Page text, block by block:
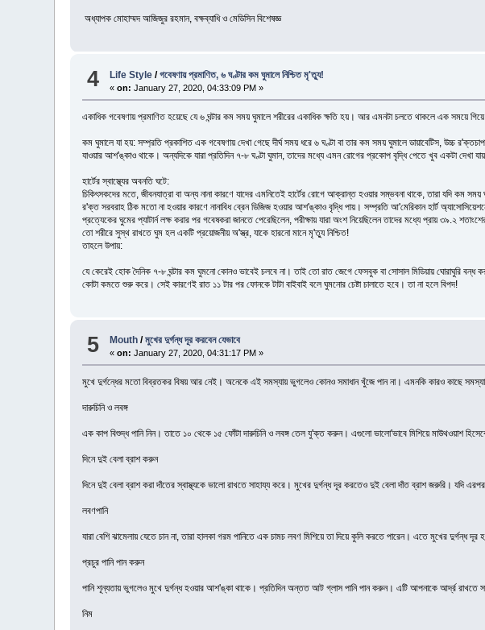
অধ্যাপক মোহাম্মদ আজিজুর রহমান, বক্ষব্যাধি ও মেডিসিন বিশেষজ্ঞ
4 Life Style /গবেষণায় প্রমাণিত, ৬ ঘণ্টার কম ঘুমালে নিশ্চিত মৃ'ত্যু!
«on: January 27, 2020, 04:33:09 PM »
একাধিক গবেষণায় প্রমাণিত হয়েছে যে ৬ ঘন্টার কম সময় ঘুমালে শরীরের একাধিক ক্ষতি হয়। আর এমনটা চলতে থাকলে এক সময়ে
কম ঘুমালে যা হয়: সম্প্রতি প্রকাশিত এক গবেষণায় দেখা গেছে দীর্ঘ সময় ধরে ৬ ঘণ্টা বা তার কম সময় ঘুমালে ডায়াবেটিস, উচ্চ
যাওয়ার আশ'ঙ্কাও থাকে। অন্যদিকে যারা প্রতিদিন ৭-৮ ঘণ্টা ঘুমান, তাদের মধ্যে এমন রোগের প্রকোপ বৃদ্ধি পেতে খুব একটা দেখা
হার্টের স্বাস্থ্যের অবনতি ঘটে:
চিকিৎসকদের মতে, জীবনযাত্রা বা অন্য নানা কারণে যাদের এমনিতেই হার্টের রোগে আক্রান্ত হওয়ার সম্ভবনা থাকে, তারা যদি
র'ক্ত সরবরাহ ঠিক মতো না হওয়ার কারণে নানাবিধ ব্রেন ডিজিজ হওয়ার আশ'ঙ্কাও বৃদ্ধি পায়। সম্প্রতি আ'মেরিকান হার্ট
প্রত্যেকের ঘুমের প্যাটার্ন লক্ষ করার পর গবেষকরা জানতে পেরেছিলেন, পরীক্ষায় যারা অংশ নিয়েছিলেন তাদের মধ্যে প্রায় ৩৯.২
তো শরীরে সুস্থ রাখতে ঘুম হল একটি প্রয়োজনীয় অ'স্ত্র, যাকে হারনো মানে মৃ'ত্যু নিশ্চিত!
তাহলে উপায়:
যে কেরেই হোক দৈনিক ৭-৮ ঘন্টার কম ঘুমনো কোনও ভাবেই চলবে না। তাই তো রাত জেগে ফেসবুক বা সোসাল মিডিয়ায়
কোটা কমতে শুরু করে। সেই কারণেই রাত ১১ টার পর ফোনকে টাটা বাইবাই বলে ঘুমনোর চেষ্টা চালাতে হবে। তা না হলে বিপদ!
5 Mouth /মুখের দুর্গন্ধ দূর করবেন যেভাবে
«on: January 27, 2020, 04:31:17 PM »
মুখে দুর্গন্ধের মতো বিব্রতকর বিষয় আর নেই। অনেকে এই সমস্যায় ভুগলেও কোনও সমাধান খুঁজে পান না। এমনকি কারও কাছে
দারুচিনি ও লবঙ্গ
এক কাপ বিশুদ্ধ পানি নিন। তাতে ১০ থেকে ১৫ ফোঁটা দারুচিনি ও লবঙ্গ তেল যু'ক্ত করুন। এগুলো ভালো'ভাবে মিশিয়ে মাউথওয়াশ
দিনে দুই বেলা ব্রাশ করুন
দিনে দুই বেলা ব্রাশ করা দাঁতের স্বাস্থ্যকে ভালো রাখতে সাহায্য করে। মুখের দুর্গন্ধ দূর করতেও দুই বেলা দাঁত ব্রাশ জরুরি। যদি
লবণপানি
যারা বেশি ঝামেলায় যেতে চান না, তারা হালকা গরম পানিতে এক চামচ লবণ মিশিয়ে তা দিয়ে কুলি করতে পারেন। এতে মুখের দুর্গন্ধ দূর
প্রচুর পানি পান করুন
পানি শূন্যতায় ভুগলেও মুখে দুর্গন্ধ হওয়ার আশ'ঙ্কা থাকে। প্রতিদিন অন্তত আট গ্লাস পানি পান করুন। এটি আপনাকে আর্দ্র রাখতে
নিম